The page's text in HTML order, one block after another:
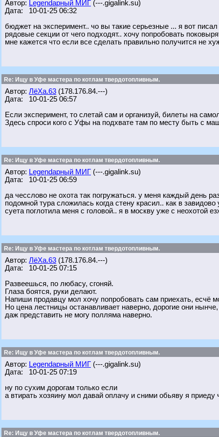
Автор: Legendарный МИГ (---.gigalink.su)
Дата: 10-01-25 06:32
бюджет на эксперимент.. чо вы такие серьезные ... я вот
рядовые секции от чего подходят.. хочу попробовать
мне кажется что если все сделать правильно получится не
Re: Ищу в Уфе мастера по котлам твердотопливным.
Автор: ЛёХа.63 (178.176.84.---)
Дата: 10-01-25 06:57
Если эксперимент, то слетай сам и организуй, билеты на
Здесь спроси кого с Уфы на подхвате там по месту быть с
Re: Ищу в Уфе мастера по котлам твердотопливным.
Автор: Legendарный МИГ (---.gigalink.su)
Дата: 10-01-25 06:59
да чесслово не охота так погружаться. у меня каждый день
подомной тура сложилась когда стену красил.. как в
суета поглотила меня с головой.. я в москву уже с неохотой
Re: Ищу в Уфе мастера по котлам твердотопливным.
Автор: ЛёХа.63 (178.176.84.---)
Дата: 10-01-25 07:15
Развеешься, по любасу, сгоняй.
Глаза боятся, руки делают.
Напиши продавцу мол хочу попробовать сам приехать, есчё
Но цена лестницы останавливает наверно, дорогие они
даж представить не могу полляма наверно.
Re: Ищу в Уфе мастера по котлам твердотопливным.
Автор: Legendарный МИГ (---.gigalink.su)
Дата: 10-01-25 07:19
ну по сухим дорогам только если
а втирать хозяину мол давай оплачу и сними обьяву я
Re: Ищу в Уфе мастера по котлам твердотопливным.